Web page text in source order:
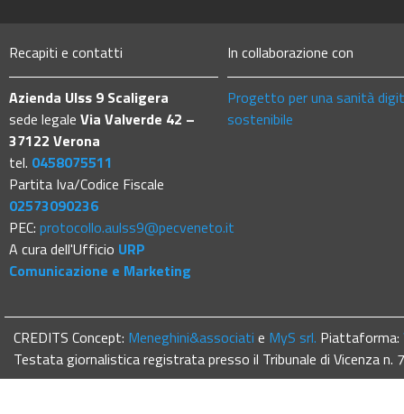
Recapiti e contatti
Azienda Ulss 9 Scaligera
sede legale Via Valverde 42 –
37122 Verona
tel. 0458075511
Partita Iva/Codice Fiscale
02573090236
PEC: protocollo.aulss9@pecveneto.it
A cura dell'Ufficio URP
Comunicazione e Marketing
In collaborazione con
Progetto per una sanità
sostenibile
CREDITS Concept: Meneghini&associati e MyS srl. Piattaforma:
Testata giornalistica registrata presso il Tribunale di Vicenza n.